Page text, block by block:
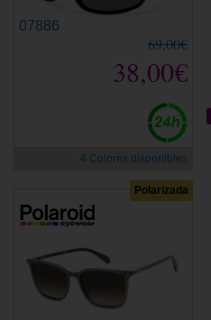
07886
69,00€
38,00€
4 Colores disponibles
Polarizada